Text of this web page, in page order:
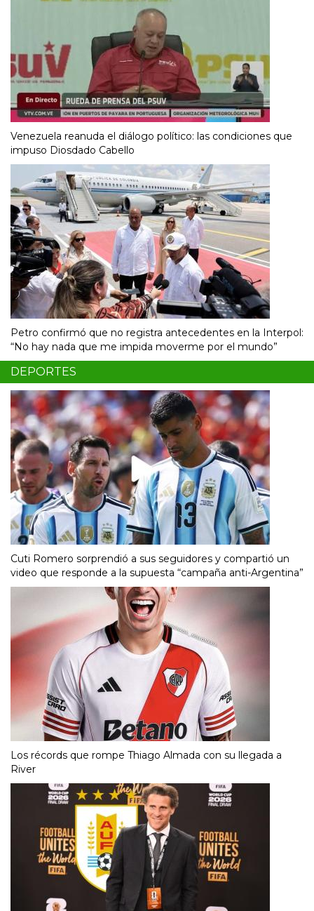
Venezuela reanuda el diálogo político: las condiciones que
impuso Diosdado Cabello
Petro confirmó que no registra antecedentes en la Interpol:
“No hay nada que me impida moverme por el mundo”
DEPORTES
Cuti Romero sorprendió a sus seguidores y compartió un
video que responde a la supuesta “campaña anti-Argentina”
Los récords que rompe Thiago Almada con su llegada a
River